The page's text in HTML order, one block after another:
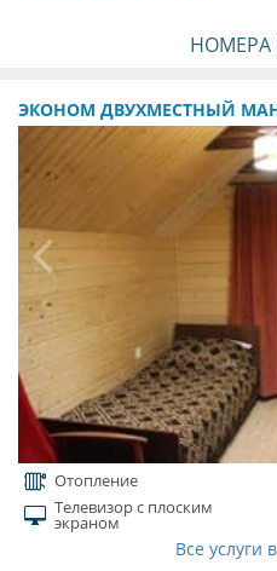
НОМЕРА
ЭКОНОМ ДВУХМЕСТНЫЙ
Отопление
Телевизор с плоским
экраном
Все услуги